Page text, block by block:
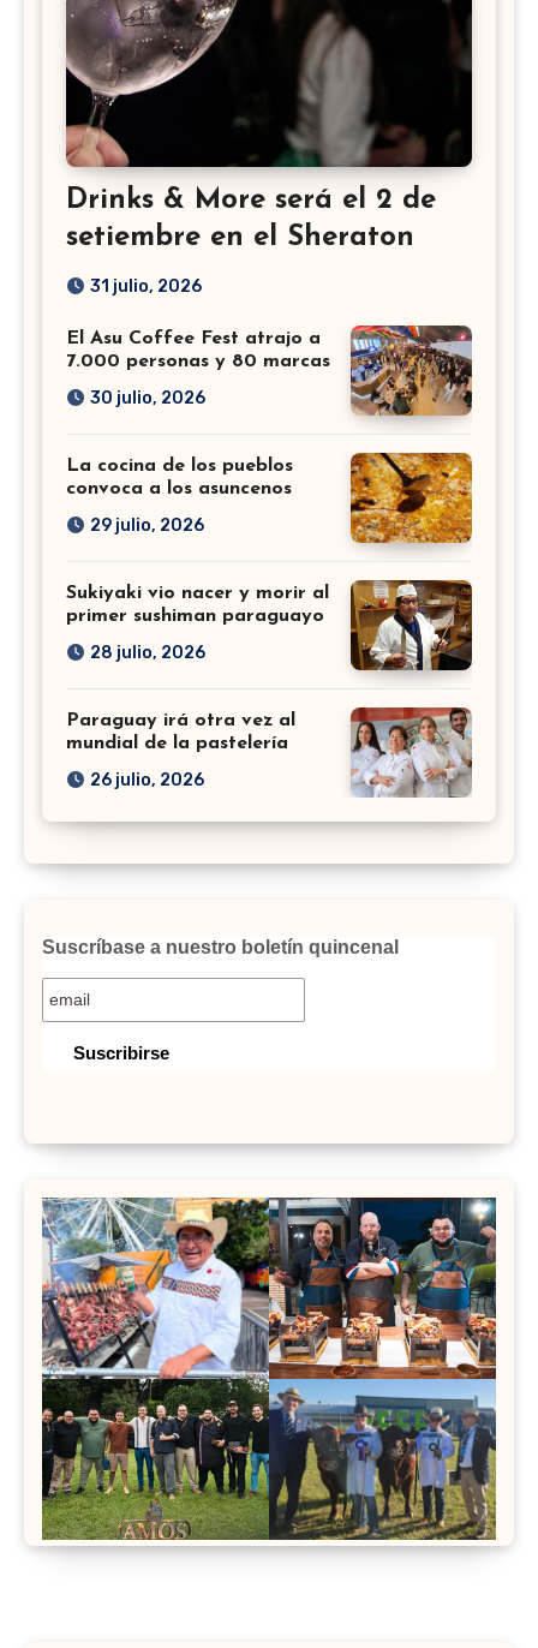
Drinks & More será el 2 de
setiembre en el Sheraton
31 julio, 2026
El Asu Coffee Fest atrajo a
7.000 personas y 80 marcas
30 julio, 2026
La cocina de los pueblos
convoca a los asuncenos
29 julio, 2026
Sukiyaki vio nacer y morir al
primer sushiman paraguayo
28 julio, 2026
Paraguay irá otra vez al
mundial de la pastelería
26 julio, 2026
Suscríbase a nuestro boletín quincenal